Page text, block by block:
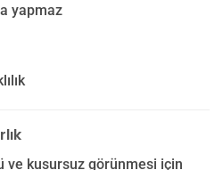
yapmaz
ve kusursuz görünmesi için